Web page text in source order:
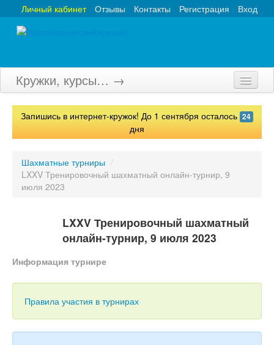
Вход
Регистрация
Контакты
Отзывы
Личный кабинет
Кружки, курсы… →
Главная
Олимпиады
Конкурсы
Книги
Запишись в интернет-кружок! До 1 сентября осталось 24
дня
Шахматные турниры /
LXXV Тренировочный шахматный онлайн-турнир, 9
июля 2023
LXXV Тренировочный шахматный
онлайн-турнир, 9 июля 2023
Информация турнире
Правила участия в турнирах